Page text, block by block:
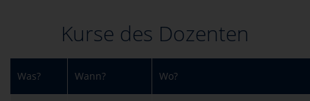
Kurse des Dozenten
Was? Wann? Wo?